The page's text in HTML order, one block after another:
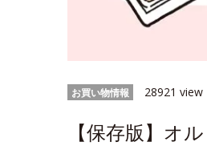
お買い物情報 28921 view
【保存版】オ